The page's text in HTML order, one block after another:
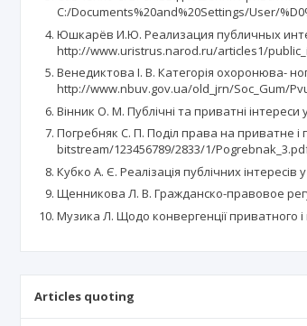
C:/Documents%20and%20Settings/User/
Юшкарёв И.Ю. Реализация публичных
http://www.uristrus.narod.ru/articles1/
Венедиктова І. В. Категорія охоронюва-
http://www.nbuv.gov.ua/old_jrn/Soc_Gum/
Вінник О. М. Публічні та приватні
Погребняк С. П. Поділ права на приватне
bitstream/123456789/2833/1/
Кубко А. Є. Реалізація публічних
Щенникова Л. В. Гражданско-правовое
Музика Л. Щодо конвергенції приватного
Articles quoting